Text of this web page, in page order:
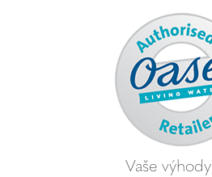
Vaše výhody